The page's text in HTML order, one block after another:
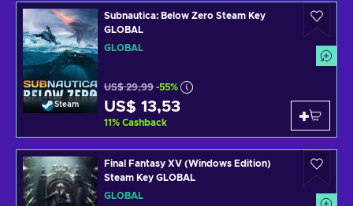
Steam
Subnautica: Below Zero Steam Key
GLOBAL
GLOBAL
US$ 29,99 -55%
US$ 13,53
11% Cashback
Final Fantasy XV (Windows Edition)
Steam Key GLOBAL
GLOBAL